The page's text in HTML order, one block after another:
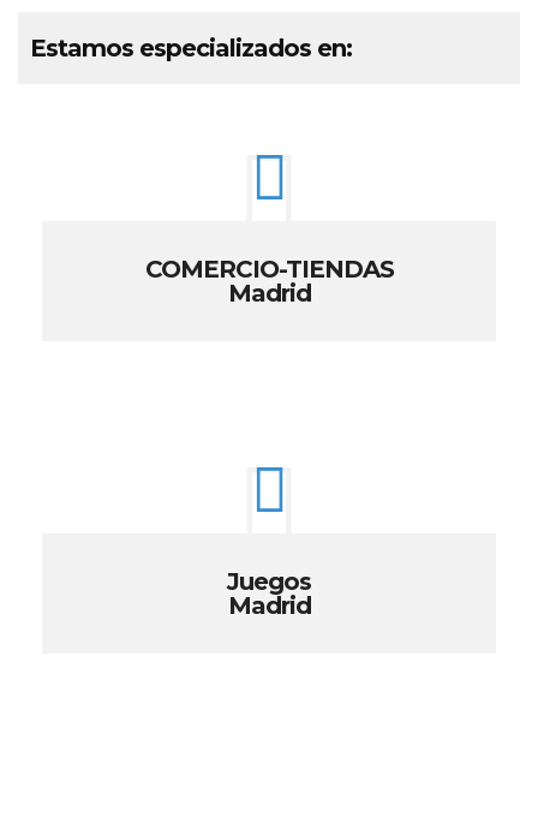
Estamos especializados en:
COMERCIO-TIENDAS
Madrid
Juegos
Madrid